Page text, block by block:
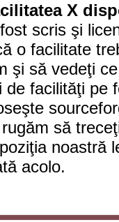
X
scris şi
o facilitate
şi să vedeţi
de facilităţi pe
să
noastră
acolo.